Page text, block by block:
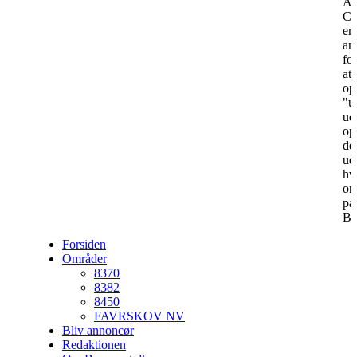
er
for
at
på
Forsiden
Områder
8370
8382
8450
FAVRSKOV NV
Bliv annoncør
Redaktionen